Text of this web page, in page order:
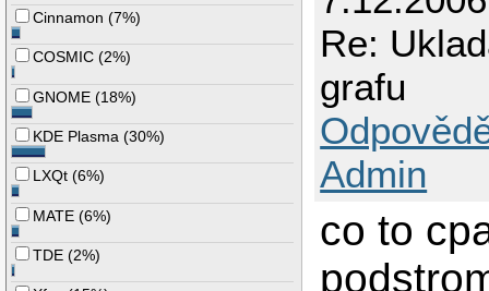
Cinnamon (7%)
COSMIC (2%)
GNOME (18%)
KDE Plasma (30%)
LXQt (6%)
MATE (6%)
TDE (2%)
Re:
grafu
Admin
co to